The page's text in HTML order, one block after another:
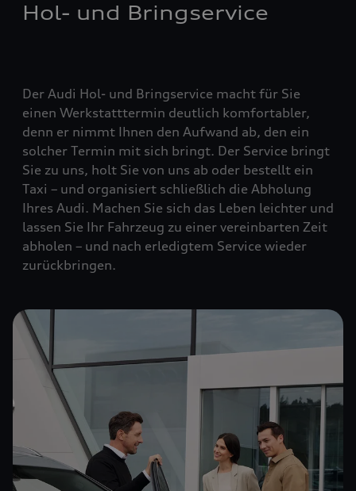
Hol- und Bringservice
Der Audi Hol- und Bringservice macht für Sie
einen Werkstatttermin deutlich komfortabler,
denn er nimmt Ihnen den Aufwand ab, den ein
solcher Termin mit sich bringt. Der Service bringt
Sie zu uns, holt Sie von uns ab oder bestellt ein
Taxi – und organisiert schließlich die Abholung
Ihres Audi. Machen Sie sich das Leben leichter und
lassen Sie Ihr Fahrzeug zu einer vereinbarten Zeit
abholen – und nach erledigtem Service wieder
zurückbringen.